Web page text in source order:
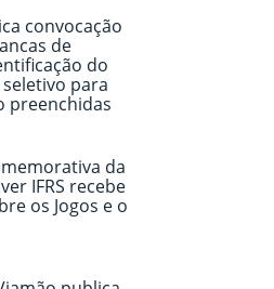
convocação
de
do
para
preenchidas
da
IFRS recebe
os Jogos e o